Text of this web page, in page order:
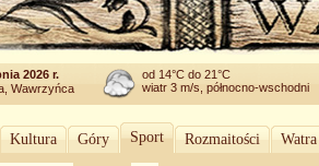
2026 r.
Wawrzyńca
od 14°C do 21°C
wiatr 3 m/s, północno-wschodni
Kultura Góry Sport Rozmaitości